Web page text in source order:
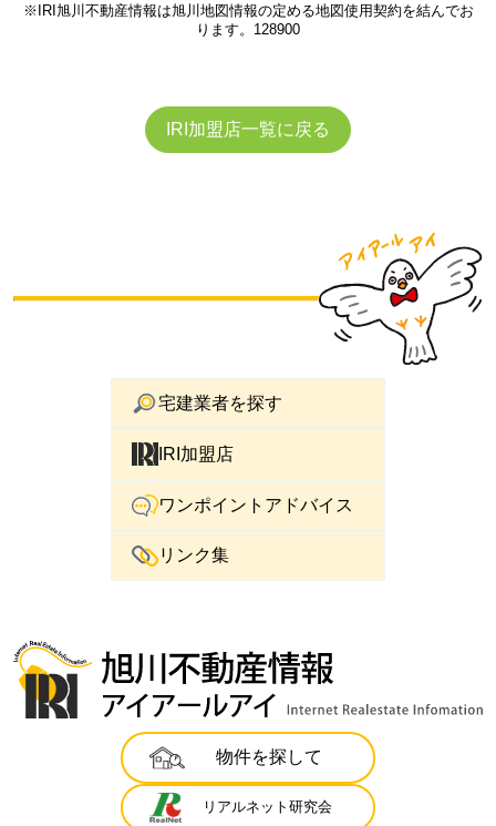
※IRI旭川不動産情報は旭川地図情報の定める地図使用契約を結んでお
ります。128900
IRI加盟店一覧に戻る
宅建業者を探す
IRI加盟店
ワンポイントアドバイス
リンク集
物件を探して
リアルネット研究会